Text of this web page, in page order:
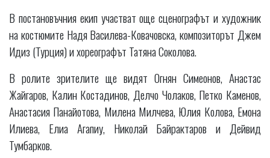
В постановъчния екип участват още сценографът и художник
на костюмите Надя Василева-Ковачовска, композиторът Джем
Идиз (Турция) и хореографът Татяна Соколова.
В ролите зрителите ще видят Огнян Симеонов, Анастас
Жайгаров, Калин Костадинов, Делчо Чолаков, Петко Каменов,
Анастасия Панайотова, Милена Милчева, Юлия Колова, Емона
Илиева, Елиа Агапиу, Николай Байрактаров и Дейвид
Тумбарков.